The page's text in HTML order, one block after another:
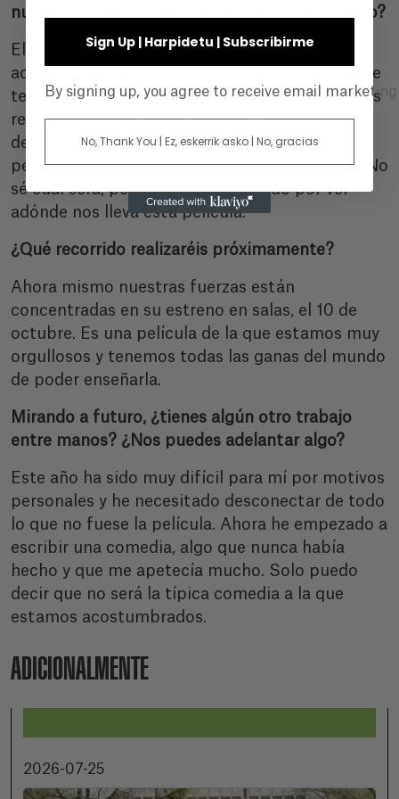
nuevas puertas en otros festivales, por ejemplo?
El timing de la película no ha sido el más
adecuado, ya que queríamos estrenarla antes de
terminar el año, y al acabarla en septiembre nos
resulta imposible moverla por festivales antes
del estreno. Pero siempre he pensado que las
películas están vivas y encuentran su camino. No
sé cuál será, pero estoy emocionado por ver
adónde nos lleva esta película.
¿Qué recorrido realizaréis próximamente?
Ahora mismo nuestras fuerzas están
concentradas en su estreno en salas, el 10 de
octubre. Es una película de la que estamos muy
orgullosos y tenemos todas las ganas del mundo
de poder enseñarla.
Mirando a futuro, ¿tienes algún otro trabajo
entre manos? ¿Nos puedes adelantar algo?
Este año ha sido muy difícil para mí por motivos
personales y he necesitado desconectar de todo
lo que no fuese la película. Ahora he empezado a
escribir una comedia, algo que nunca había
hecho y que me apetecía mucho. Solo puedo
decir que no será la típica comedia a la que
estamos acostumbrados.
ADICIONALMENTE
2026-07-25
Sign Up | Harpidetu | Subscribirme
By signing up, you agree to receive email
No, Thank You | Ez, eskerrik asko | No, gracias